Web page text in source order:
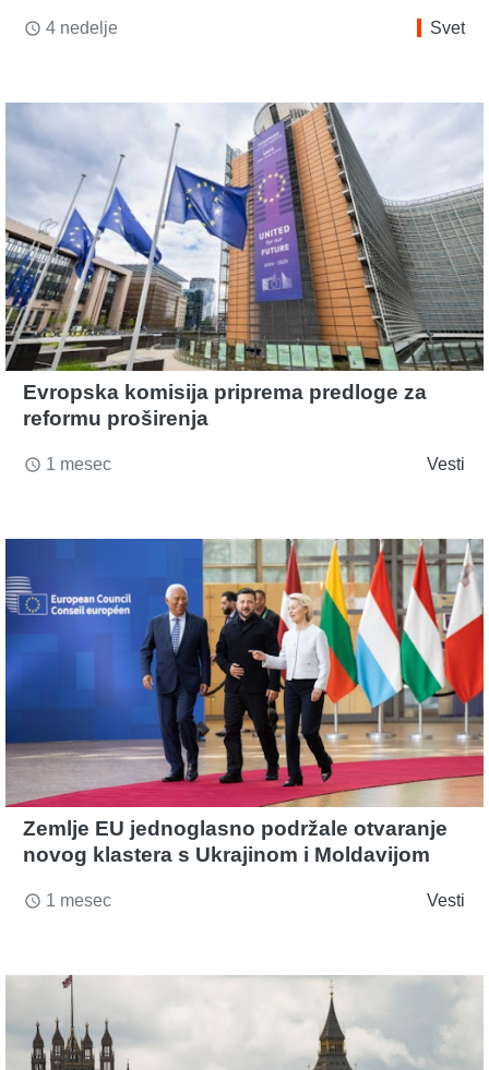
access_time 4 nedelje Svet
Evropska komisija priprema predloge za
reformu proširenja
access_time 1 mesec Vesti
Zemlje EU jednoglasno podržale otvaranje
novog klastera s Ukrajinom i Moldavijom
access_time 1 mesec Vesti